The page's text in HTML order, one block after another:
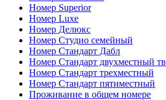
Номер Superior
Номер Luxe
Номер Делюкс
Номер Студио семейный
Номер Стандарт Дабл
Номер Стандарт двухместный
Номер Стандарт трехместный
Номер Стандарт пятиместный
Проживание в общем номере